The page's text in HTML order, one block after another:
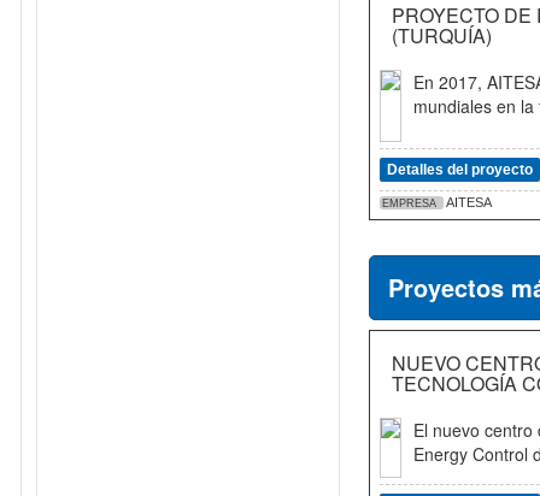
PROYECTO
(TURQUÍA)
En 2017,
mundiales en
Detalles del proyecto
EMPRESA AITESA
Proyectos
NUEVO
TECNOLOGÍA
El nuevo
Energy Control